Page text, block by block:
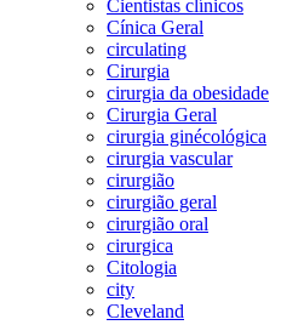
Cientistas clínicos
Cínica Geral
circulating
Cirurgia
cirurgia da obesidade
Cirurgia Geral
cirurgia ginécológica
cirurgia vascular
cirurgião
cirurgião geral
cirurgião oral
cirurgica
Citologia
city
Cleveland